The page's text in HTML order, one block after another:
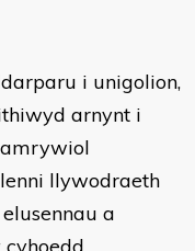
i unigolion,
arnynt i
llywodraeth
a